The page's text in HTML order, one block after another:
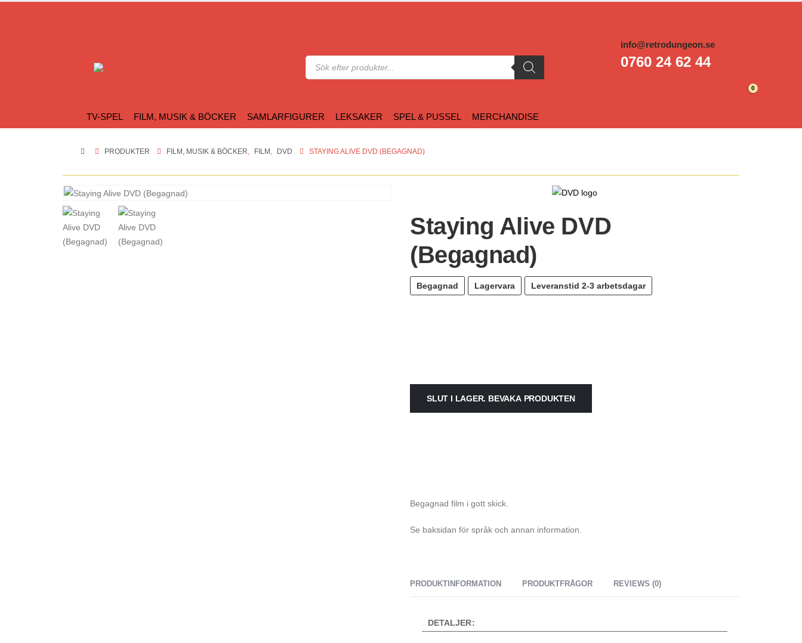
Produktsökning
info@retrodungeon.se
0760 24 62 44
0
TV-SPEL FILM, MUSIK & BÖCKER SAMLARFIGURER LEKSAKER SPEL & PUSSEL MERCHANDISE
PRODUKTER FILM, MUSIK & BÖCKER, FILM , DVD STAYING ALIVE DVD (BEGAGNAD)
Staying Alive DVD
(Begagnad)
Begagnad Lagervara Leveranstid 2-3 arbetsdagar
SLUT I LAGER. BEVAKA PRODUKTEN
Begagnad film i gott skick.
Se baksidan för språk och annan information.
PRODUKTINFORMATION PRODUKTFRÅGOR REVIEWS (0)
DETALJER: